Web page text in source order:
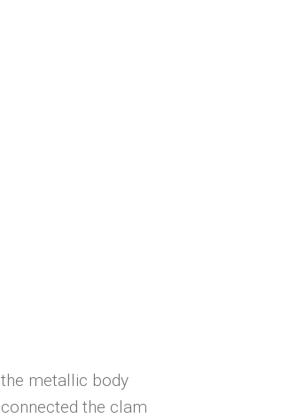
metallic body
the clam